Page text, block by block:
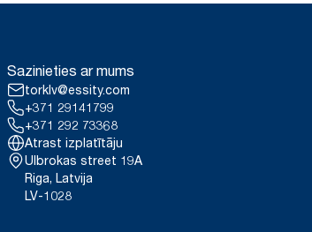
Sazinieties ar mums
torklv@essity.com
+371 29141799
+371 292 73368
Atrast izplatītāju
Ulbrokas street 19A
Riga, Latvija
LV-1028